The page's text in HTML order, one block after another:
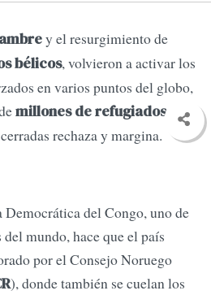
y el resurgimiento de
bélicos, volvieron a activar los
en varios puntos del globo,
millones de refugiados
que
rechaza y margina.
del Congo, uno de
mundo, hace que el país
por el Consejo Noruego
), donde también se cuelan los